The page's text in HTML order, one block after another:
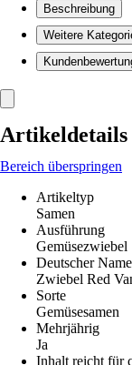
Beschreibung
Weitere
Artikeldetails
Bereich überspringen
Artikeltyp
Samen
Ausführung
Gemüsezwiebel
Deutscher Name
Zwiebel Red
Sorte
Gemüsesamen
Mehrjährig
Ja
Inhalt reicht für